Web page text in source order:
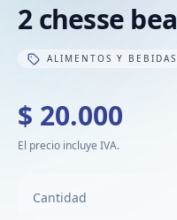
2 chesse
ALIMENTOS Y BEBIDAS
$ 20.000
El precio incluye IVA.
Cantidad